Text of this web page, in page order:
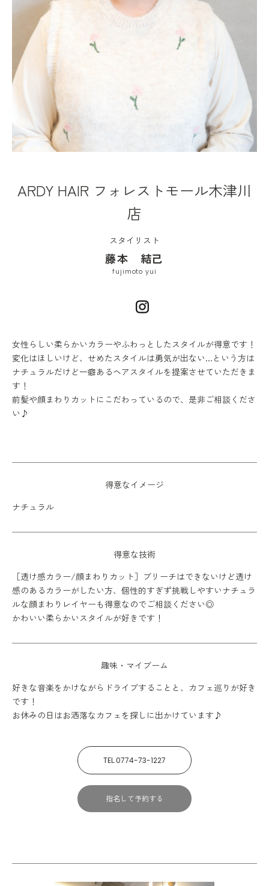
ARDY HAIR フォレストモール木津川
店
スタイリスト
藤本 結己
fujimoto yui
女性らしい柔らかいカラーやふわっとしたスタイルが得意です！
変化はほしいけど、せめたスタイルは勇気が出ない...という方は
ナチュラルだけど一癖あるヘアスタイルを提案させていただきま
す！
前髪や顔まわりカットにこだわっているので、是非ご相談くださ
い♪
得意なイメージ
ナチュラル
得意な技術
［透け感カラー/顔まわりカット］ブリーチはできないけど透け
感のあるカラーがしたい方、個性的すぎず挑戦しやすいナチュラ
ルな顔まわりレイヤーも得意なのでご相談ください◎
かわいい柔らかいスタイルが好きです！
趣味・マイブーム
好きな音楽をかけながらドライブすることと、カフェ巡りが好き
です！
お休みの日はお洒落なカフェを探しに出かけています♪
TEL.0774-73-1227
指名して予約する